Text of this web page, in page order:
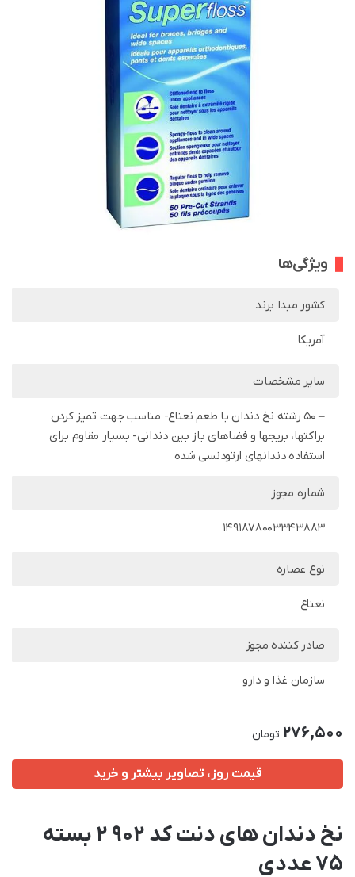
ویژگی‌ها
کشور مبدا برند
آمریکا
سایر مشخصات
– 50 رشته نخ دندان با طعم نعناع- مناسب جهت تمیز کردن
براکتها، بریجها و فضاهای باز بین دندانی- بسیار مقاوم برای
استفاده دندانهای ارتودنسی شده
شماره مجوز
1491878003343883
نوع عصاره
نعناع
صادر کننده مجوز
سازمان غذا و دارو
276,500 تومان
قیمت روز، تصاویر بیشتر و خرید
نخ دندان های دنت کد 902 2 بسته
75 عددی